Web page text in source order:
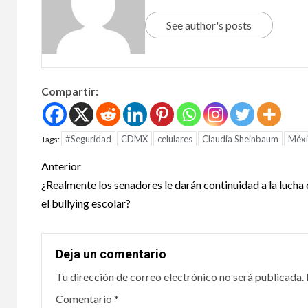
See author's posts
Compartir:
Tags: #Seguridad CDMX celulares Claudia Sheinbaum
Anterior
¿Realmente los senadores le darán continuidad a la
el bullying escolar?
Deja un comentario
Tu dirección de correo electrónico no será publicada.
Comentario *
28 julio,
DEPORTES
800